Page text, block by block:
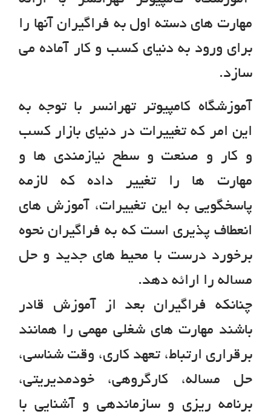
مهارت هاي دسته اول به فراگيران آنها را
براي ورود به دنياي کسب و کار آماده مي
سازد.
آموزشگاه کامپیوتر تهرانسر با توجه به
اين امر که تغييرات در دنياي بازار کسب
و کار و صنعت و سطح نيازمندي ها و
مهارت ها را تغيير داده که لازمه
پاسخگويي به اين تغييرات، آموزش هاي
انعطاف پذيري است که به فراگيران نحوه
برخورد درست با محيط هاي جديد و حل
مساله را ارائه دهد.
چنانکه فراگيران بعد از آموزش قادر
باشند مهارت هاي شغلي مهمي را همانند
برقراري ارتباط، تعهد کاري، وقت شناسي،
حل مساله، کارگروهي، خودمديريتي،
برنامه ريزي و سازماندهي و آشنايي با